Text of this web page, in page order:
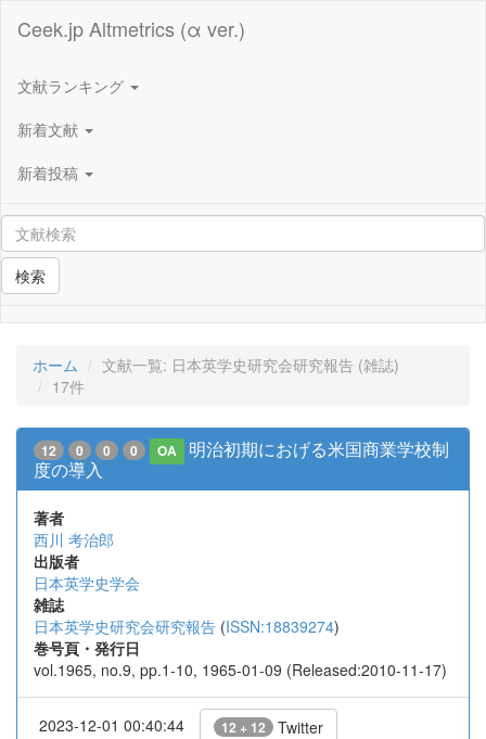
Ceek.jp Altmetrics (α ver.)
文献ランキング
新着文献
新着投稿
検索
ホーム
文献一覧: 日本英学史研究会研究報告 (雑誌)
17件
12 0 0 0 OA
明治初期におげる米国商業学校制
度の導入
著者
西川 考治郎
出版者
日本英学史学会
雑誌
日本英学史研究会研究報告 (ISSN:18839274)
巻号頁・発行日
vol.1965, no.9, pp.1-10, 1965-01-09 (Released:2010-11-17)
2023-12-01 00:40:44 12 + 12 Twitter